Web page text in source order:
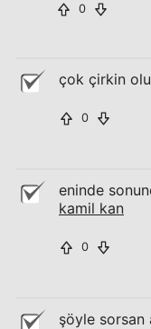
0
çok çirkin
0
eninde
kamil kan
0
şöyle sorsan